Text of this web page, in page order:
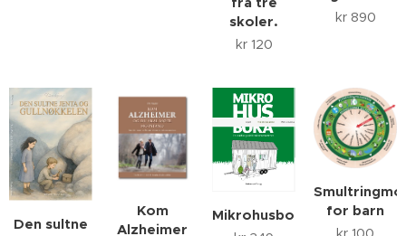
skoler.
kr 120
kr 890
Den sultne
Kom
Alzheimer
Mikrohusboka
for barn